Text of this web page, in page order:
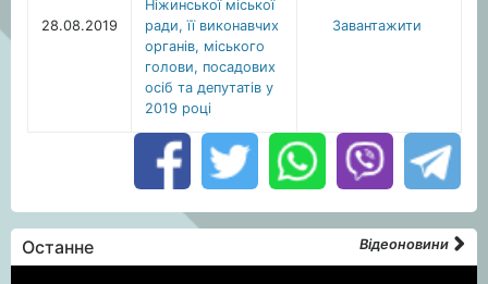
28.08.2019
Ніжинської міської
ради, її виконавчих
органів, міського
голови, посадових
осіб та депутатів у
2019 році
Завантажити
Останне Відеоновини